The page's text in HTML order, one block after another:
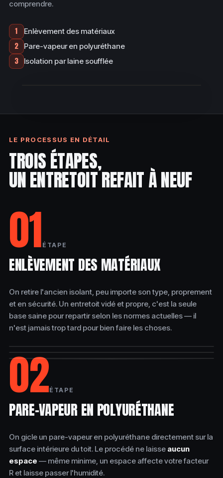
comprendre.
1 Enlèvement des matériaux
2 Pare-vapeur en polyuréthane
3 Isolation par laine soufflée
CHANTIER
LE PROCESSUS EN DÉTAIL
TROIS ÉTAPES,
UN ENTRETOIT REFAIT À NEUF
01 ÉTAPE
ENLÈVEMENT DES MATÉRIAUX
On retire l'ancien isolant, peu importe son type, proprement
et en sécurité. Un entretoit vidé et propre, c'est la seule
base saine pour repartir selon les normes actuelles — il
n'est jamais trop tard pour bien faire les choses.
AVANT
PENDANT
APRÈS
02ÉTAPE
PARE-VAPEUR EN POLYURÉTHANE
On gicle un pare-vapeur en polyuréthane directement sur la
surface intérieure du toit. Le procédé ne laisse aucun
espace — même minime, un espace affecte votre facteur
R et laisse passer l'humidité.